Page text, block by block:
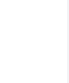
tối ưu hóa hiệu
còn bảo vệ môi
yêu cầu sự